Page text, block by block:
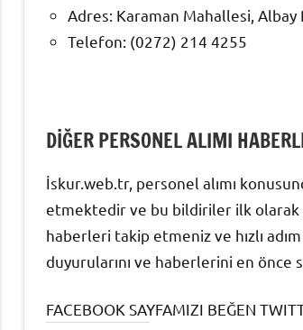
Adres: Karaman Mahallesi,
Telefon: (0272) 214 4255
DİĞER PERSONEL ALIMI
İskur.web.tr, personel alımı
etmektedir ve bu bildiriler ilk olarak
haberleri takip etmeniz ve hızlı
duyurularını ve haberlerini en önce
FACEBOOK SAYFAMIZI BEĞEN